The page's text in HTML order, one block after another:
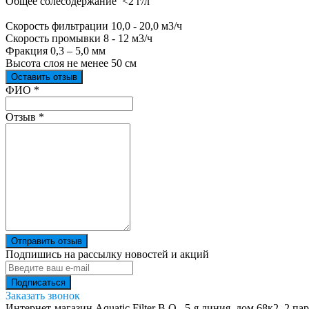
Скорость фильтрации 10,0 - 20,0 м3/ч
Скорость промывки 8 - 12 м3/ч
Фракция 0,3 – 5,0 мм
Высота слоя не менее 50 см
Оставить отзыв
Ваш отзыв был отправлен!
ФИО *
Отзыв *
Отправить отзыв
Подпишись на рассылку новостей и акций
Заказать звонок